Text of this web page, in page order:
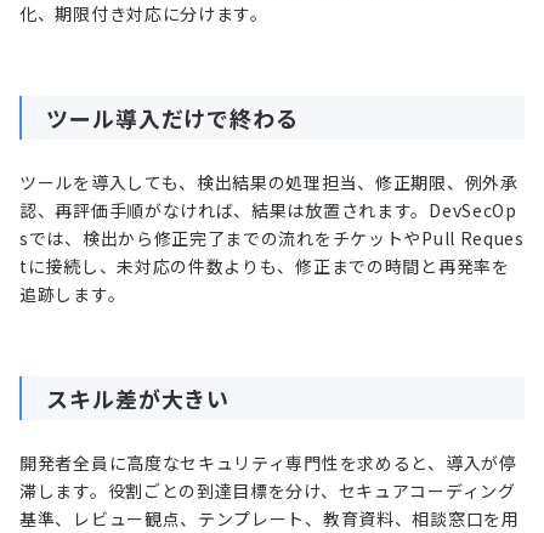
化、期限付き対応に分けます。
ツール導入だけで終わる
ツールを導入しても、検出結果の処理担当、修正期限、例外承
認、再評価手順がなければ、結果は放置されます。DevSecOp
sでは、検出から修正完了までの流れをチケットやPull Reques
tに接続し、未対応の件数よりも、修正までの時間と再発率を
追跡します。
スキル差が大きい
開発者全員に高度なセキュリティ専門性を求めると、導入が停
滞します。役割ごとの到達目標を分け、セキュアコーディング
基準、レビュー観点、テンプレート、教育資料、相談窓口を用